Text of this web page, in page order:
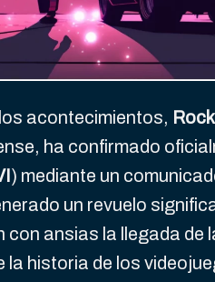
acontecimientos,
ha confirmado
) mediante un
un revuelo
ansias la llegada de
historia de los